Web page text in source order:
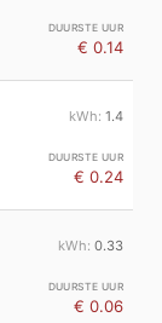
€ 0.14
1.4
€ 0.24
0.33
€ 0.06